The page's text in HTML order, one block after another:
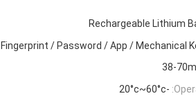
Rechargeable Lithium
Fingerprint / Password / App / Mechanical
38-
-20°c~60°c